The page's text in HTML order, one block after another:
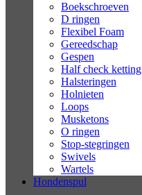
Boekschroeven
D ringen
Flexibel Foam
Gereedschap
Gespen
Half check ketting
Halsteringen
Holnieten
Loops
Musketons
O ringen
Stop-stegringen
Swivels
Wartels
Hondenspul